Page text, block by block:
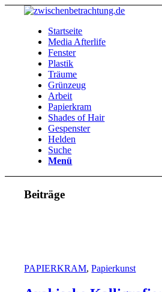
Startseite
Media Afterlife
Fenster
Plastik
Träume
Grünzeug
Arbeit
Papierkram
Shades of Hair
Gespenster
Helden
Suche
Menü
Beiträge
PAPIERKRAM,Papierkunst